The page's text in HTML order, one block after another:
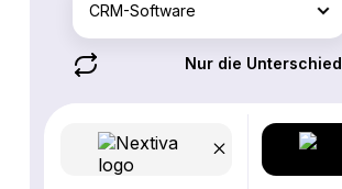
CRM-Software
Nur die